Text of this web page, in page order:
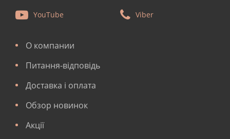
YouTube Viber
О компании
Питання-відповідь
Доставка і оплата
Обзор новинок
Акції